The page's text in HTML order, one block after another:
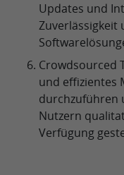
Updates und
Zuverlässigkeit
Crowdsourced
und effizientes
durchzuführen
Nutzern
Verfügung